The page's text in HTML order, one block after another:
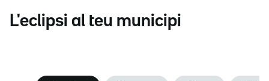
L'eclipsi al teu municipi